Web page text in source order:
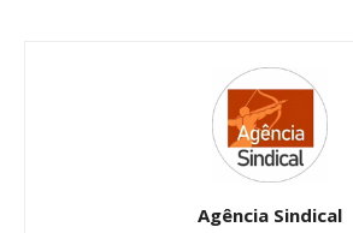
Agência Sindical